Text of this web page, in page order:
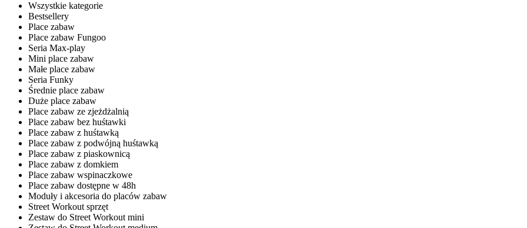
Wszystkie kategorie
Bestsellery
Place zabaw
Place zabaw Fungoo
Seria Max-play
Mini place zabaw
Małe place zabaw
Seria Funky
Średnie place zabaw
Duże place zabaw
Place zabaw ze zjeżdżalnią
Place zabaw bez huśtawki
Place zabaw z huśtawką
Place zabaw z podwójną huśtawką
Place zabaw z piaskownicą
Place zabaw z domkiem
Place zabaw wspinaczkowe
Place zabaw dostępne w 48h
Moduły i akcesoria do placów zabaw
Street Workout sprzęt
Zestaw do Street Workout mini